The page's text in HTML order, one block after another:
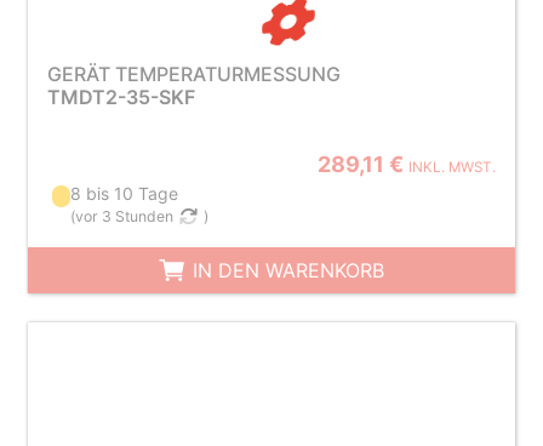
GERÄT TEMPERATURMESSUNG
TMDT2-35-SKF
289,11 € INKL. MWST.
8 bis 10 Tage
(vor 3 Stunden )
IN DEN WARENKORB